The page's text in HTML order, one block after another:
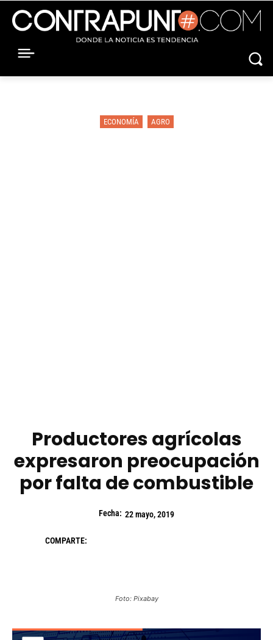
ECONOMÍA AGRO
Productores agrícolas
expresaron preocupación
por falta de combustible
Fecha: 22 mayo, 2019
COMPARTE:
Foto: Pixabay